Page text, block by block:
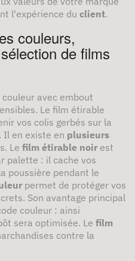
l'expérience du client.
couleurs,
de films
avec embout
. Le film étirable
vos colis gerbés sur la
Il en existe en plusieurs
Le film étirable noir est
palette : il cache vos
poussière pendant le
permet de protéger vos
Son avantage principal
couleur : ainsi
sera optimisée. Le film
contre la